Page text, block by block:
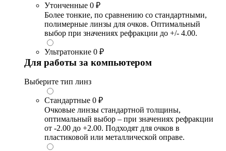
Утонченные 0 ₽
Более тонкие, по сравнению со стандартными,
полимерные линзы для очков. Оптимальный
выбор при значениях рефракции до +/- 4.00.
Ультратонкие 0 ₽
Для работы за компьютером
Выберите тип линз
Стандартные 0 ₽
Очковые линзы стандартной толщины,
оптимальный выбор – при значениях рефракции
от -2.00 до +2.00. Подходят для очков в
пластиковой или металлической оправе.